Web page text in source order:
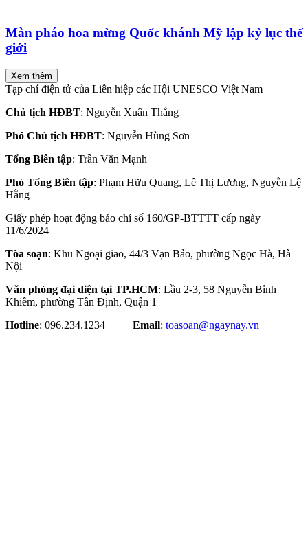
Màn pháo hoa mừng Quốc khánh Mỹ lập kỷ lục thế
giới
Xem thêm
Tạp chí điện tử của Liên hiệp các Hội UNESCO Việt Nam
Chủ tịch HĐBT: Nguyễn Xuân Thắng
Phó Chủ tịch HĐBT: Nguyễn Hùng Sơn
Tổng Biên tập: Trần Văn Mạnh
Phó Tổng Biên tập: Phạm Hữu Quang, Lê Thị Lương, Nguyễn Lệ
Hằng
Giấy phép hoạt động báo chí số 160/GP-BTTTT cấp ngày
11/6/2024
Tòa soạn: Khu Ngoại giao, 44/3 Vạn Bảo, phường Ngọc Hà, Hà
Nội
Văn phòng đại diện tại TP.HCM: Lầu 2-3, 58 Nguyễn Bỉnh
Khiêm, phường Tân Định, Quận 1
Hotline: 096.234.1234 Email: toasoan@ngaynay.vn